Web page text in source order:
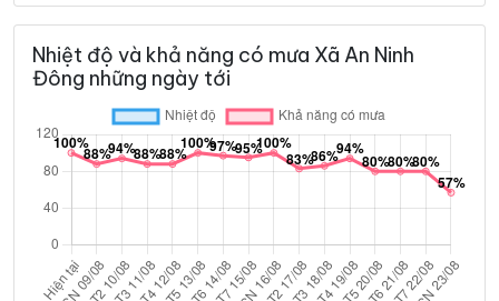
Nhiệt độ và khả năng có mưa Xã An Ninh
Đông những ngày tới